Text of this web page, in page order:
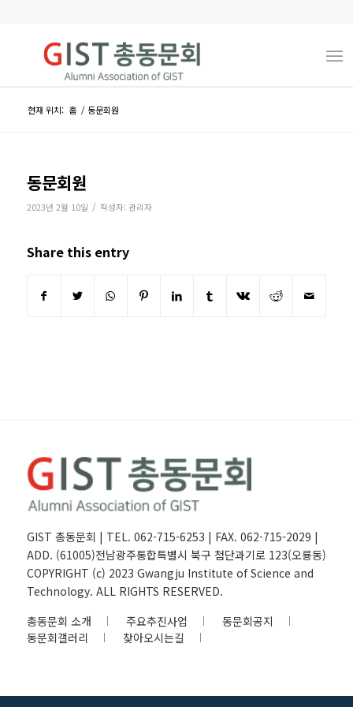
현재 위치: 홈 / 동문회원
동문회원
2023년 2월 10일 / 작성자: 관리자
Share this entry
GIST 총동문회 | TEL. 062-715-6253 | FAX. 062-715-2029 |
ADD. (61005)전남광주통합특별시 북구 첨단과기로 123(오룡동)
COPYRIGHT (c) 2023 Gwangju Institute of Science and
Technology. ALL RIGHTS RESERVED.
총동문회 소개
주요추진사업
동문회공지
동문회갤러리
찾아오시는길